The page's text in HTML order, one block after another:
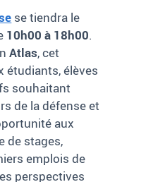
se tiendra le
10h00 à 18h00.
Atlas, cet
étudiants, élèves
souhaitant
de la défense et
aux
de stages,
emplois de
perspectives